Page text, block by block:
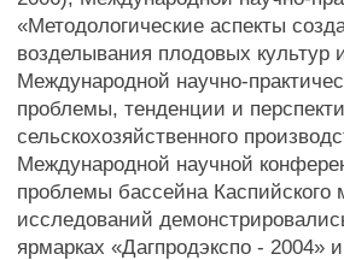
«Методологические аспекты
возделывания плодовых культур
Международной научно-
проблемы, тенденции и
сельскохозяйственного
Международной научной
проблемы бассейна Каспийского
исследований
ярмарках «Дагпродэкспо - 2004»